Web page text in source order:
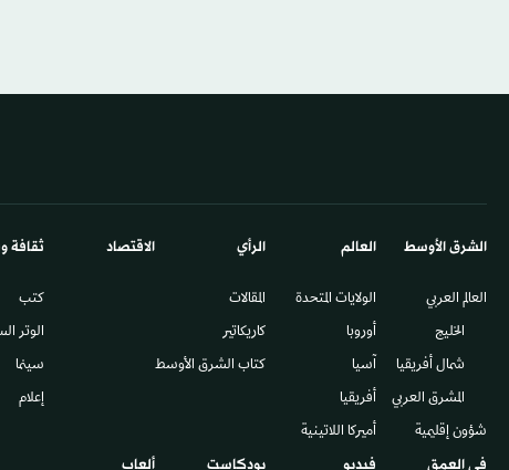
الشرق الأوسط​
العالم العربي
الخليج
شمال أفريقيا
المشرق العربي
شؤون إقليمية
العالم
الولايات المتحدة
أوروبا
آسيا
أفريقيا
أميركا اللاتينية
الرأي
المقالات
كاريكاتير
كتاب الشرق الأوسط
الاقتصاد ثقافة
كتب
الوتر
سينما
إعلام
في العمق فيديو بودكاست ألعاب